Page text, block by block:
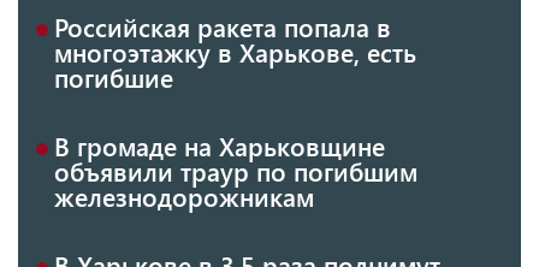
Российская ракета попала в
многоэтажку в Харькове, есть
погибшие
В громаде на Харьковщине
объявили траур по погибшим
железнодорожникам